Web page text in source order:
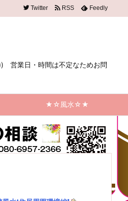
営業日・時間は不定なためお問
★☆風水☆★
Twitter RSS Feedly